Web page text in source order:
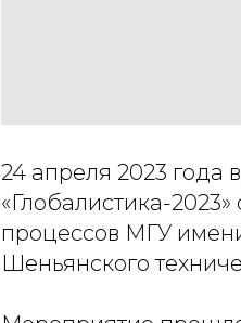
24 апреля 2023 года
«Глобалистика-
процессов МГУ
Шеньянского